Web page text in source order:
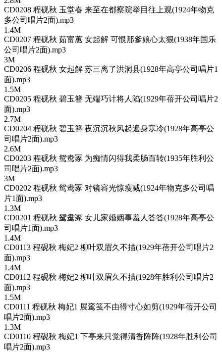
CD0208 程砚秋 玉堂春 来至在都察院举目往上观(1924年物克
多公司唱片2面).mp3
1.4M
CD0207 程砚秋 茹富蕙 女起解 可恨那爹娘心太狠(1938年国乐
公司唱片2面).mp3
3M
CD0206 程砚秋 女起解 苏三离了洪洞县(1928年高亭公司唱片1
面).mp3
1.5M
CD0205 程砚秋 碧玉簪 无端巧计将人陷(1929年蓓开公司唱片2
面).mp3
2.7M
CD0204 程砚秋 碧玉簪 夜沉沉秋风起遍身寒冷(1928年高亭公
司唱片2面).mp3
2.6M
CD0203 程砚秋 鸳鸯冢 为痴情闪得我柔肠百转(1935年胜利公
司唱片2面).mp3
3M
CD0202 程砚秋 鸳鸯冢 对镜容光惊瘦减(1924年物克多公司唱
片1面).mp3
1.3M
CD0201 程砚秋 鸳鸯冢 女儿家婚姻事羞人答答(1928年高亭公
司唱片1面).mp3
1.4M
CD0113 程砚秋 梅妃2 柳叶双眉久不描(1929年蓓开公司唱片2
面).mp3
1.4M
CD0112 程砚秋 梅妃2 柳叶双眉久不描(1928年胜利公司唱片2
面).mp3
1.5M
CD0111 程砚秋 梅妃1 展鸾笺不由得寸心如剪(1929年蓓开公司
唱片2面).mp3
1.3M
CD0110 程砚秋 梅妃1 下亭来只觉得清香阵阵(1928年胜利公司
唱片2面).mp3